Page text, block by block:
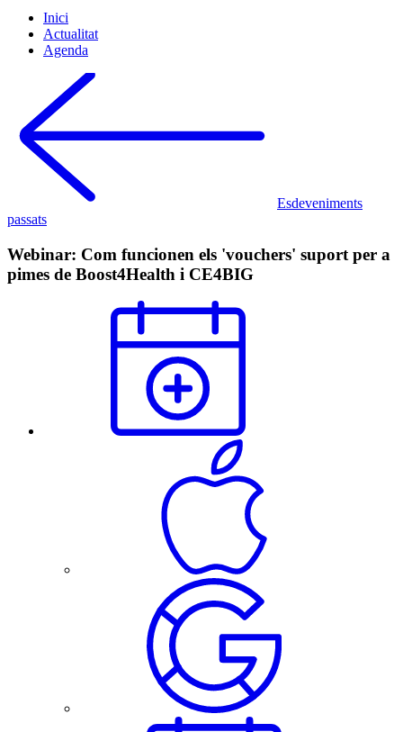
Inici
Actualitat
Agenda
Esdeveniments
passats
Webinar: Com funcionen els 'vouchers' suport per a
pimes de Boost4Health i CE4BIG